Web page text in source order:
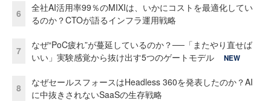
6
全社AI活用率99％のMIXIは、いかにコストを最適化してい
るのか？CTOが語るインフラ運用戦略
7
なぜ“PoC疲れ”が蔓延しているのか？──「またやり直せば
いい」実験感覚から抜け出す5つのゲートモデル
NEW
8
なぜセールスフォースはHeadless 360を発表したのか？AI
に中抜きされないSaaSの生存戦略